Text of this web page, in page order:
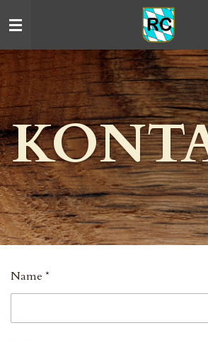
Hauptinhalt
springen
Name *